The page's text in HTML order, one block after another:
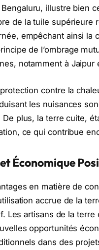
illustre bien
de la tuile
empêchant ainsi la
de l’ombrage
notamment à Jaipur
contre la
les nuisances
plus, la terre cuite,
ce qui contribue
Économique
en matière de
accrue de la
Les artisans de la
opportunités
dans des